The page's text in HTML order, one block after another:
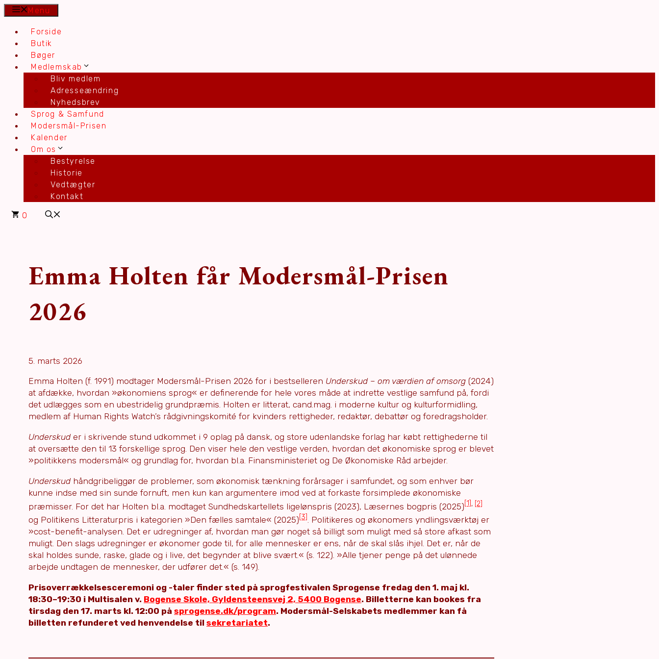
Hop
indhold
Menu
Forside
Butik
Bøger
Medlemskab
Bliv medlem
Adresseændring
Nyhedsbrev
Sprog & Samfund
Modersmål-Prisen
Kalender
Om os
Bestyrelse
Historie
Vedtægter
Kontakt
0
Emma Holten får Modersmål-Prisen
2026
5. marts 2026
Emma Holten (f. 1991) modtager Modersmål-Prisen 2026 for i bestselleren Underskud – om værdien af omsorg (2024)
at afdække, hvordan »økonomiens sprog« er definerende for hele vores måde at indrette vestlige samfund på, fordi
det udlægges som en ubestridelig grundpræmis. Holten er litterat, cand.mag. i moderne kultur og kulturformidling,
medlem af Human Rights Watch’s rådgivningskomité for kvinders rettigheder, redaktør, debattør og foredragsholder.
Underskuder i skrivende stund udkommet i 9 oplag på dansk, og store udenlandske forlag har købt rettighederne til
at oversætte den til 13 forskellige sprog. Den viser hele den vestlige verden, hvordan det økonomiske sprog er blevet
»politikkens modersmål« og grundlag for, hvordan bl.a. Finansministeriet og De Økonomiske Råd arbejder.
Underskudhåndgribeliggør de problemer, som økonomisk tænkning forårsager i samfundet, og som enhver bør
kunne indse med sin sunde fornuft, men kun kan argumentere imod ved at forkaste forsimplede økonomiske
præmisser. For det har Holten bl.a. modtaget Sundhedskartellets ligelønspris (2023), Læsernes bogpris (2025) [1] , [2]
og Politikens Litteraturpris i kategorien »Den fælles samtale« (2025) [3] . Politikeres og økonomers yndlingsværktøj er
»cost-benefit-analysen. Det er udregninger af, hvordan man gør noget så billigt som muligt med så store afkast som
muligt. Den slags udregninger er økonomer gode til, for alle mennesker er ens, når de skal slås ihjel. Det er, når de
skal holdes sunde, raske, glade og i live, det begynder at blive svært.« (s. 122). »Alle tjener penge på det ulønnede
arbejde undtagen de mennesker, der udfører det.« (s. 149).
Prisoverrækkelsesceremoni og -taler finder sted på sprogfestivalen Sprogense fredag den 1. maj kl.
18:30–19:30 i Multisalen v. Bogense Skole, Gyldensteensvej 2, 5400 Bogense. Billetterne kan bookes fra
tirsdag den 17. marts kl. 12:00 på sprogense.dk/program. Modersmål-Selskabets medlemmer kan få
billetten refunderet ved henvendelse til sekretariatet.